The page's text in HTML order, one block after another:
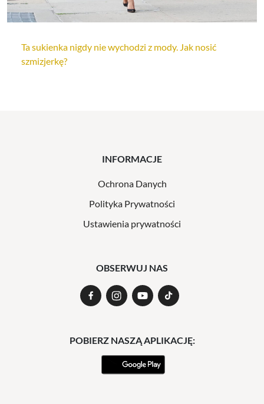
Ta sukienka nigdy nie wychodzi z mody. Jak nosić
szmizjerkę?
INFORMACJE
Ochrona Danych
Polityka Prywatności
Ustawienia prywatności
OBSERWUJ NAS
POBIERZ NASZĄ APLIKACJĘ: